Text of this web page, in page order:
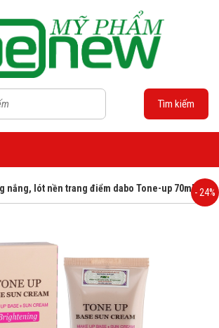
Tìm kiếm
nắng, lót nền trang điểm dabo Tone-up 70ml- 24%